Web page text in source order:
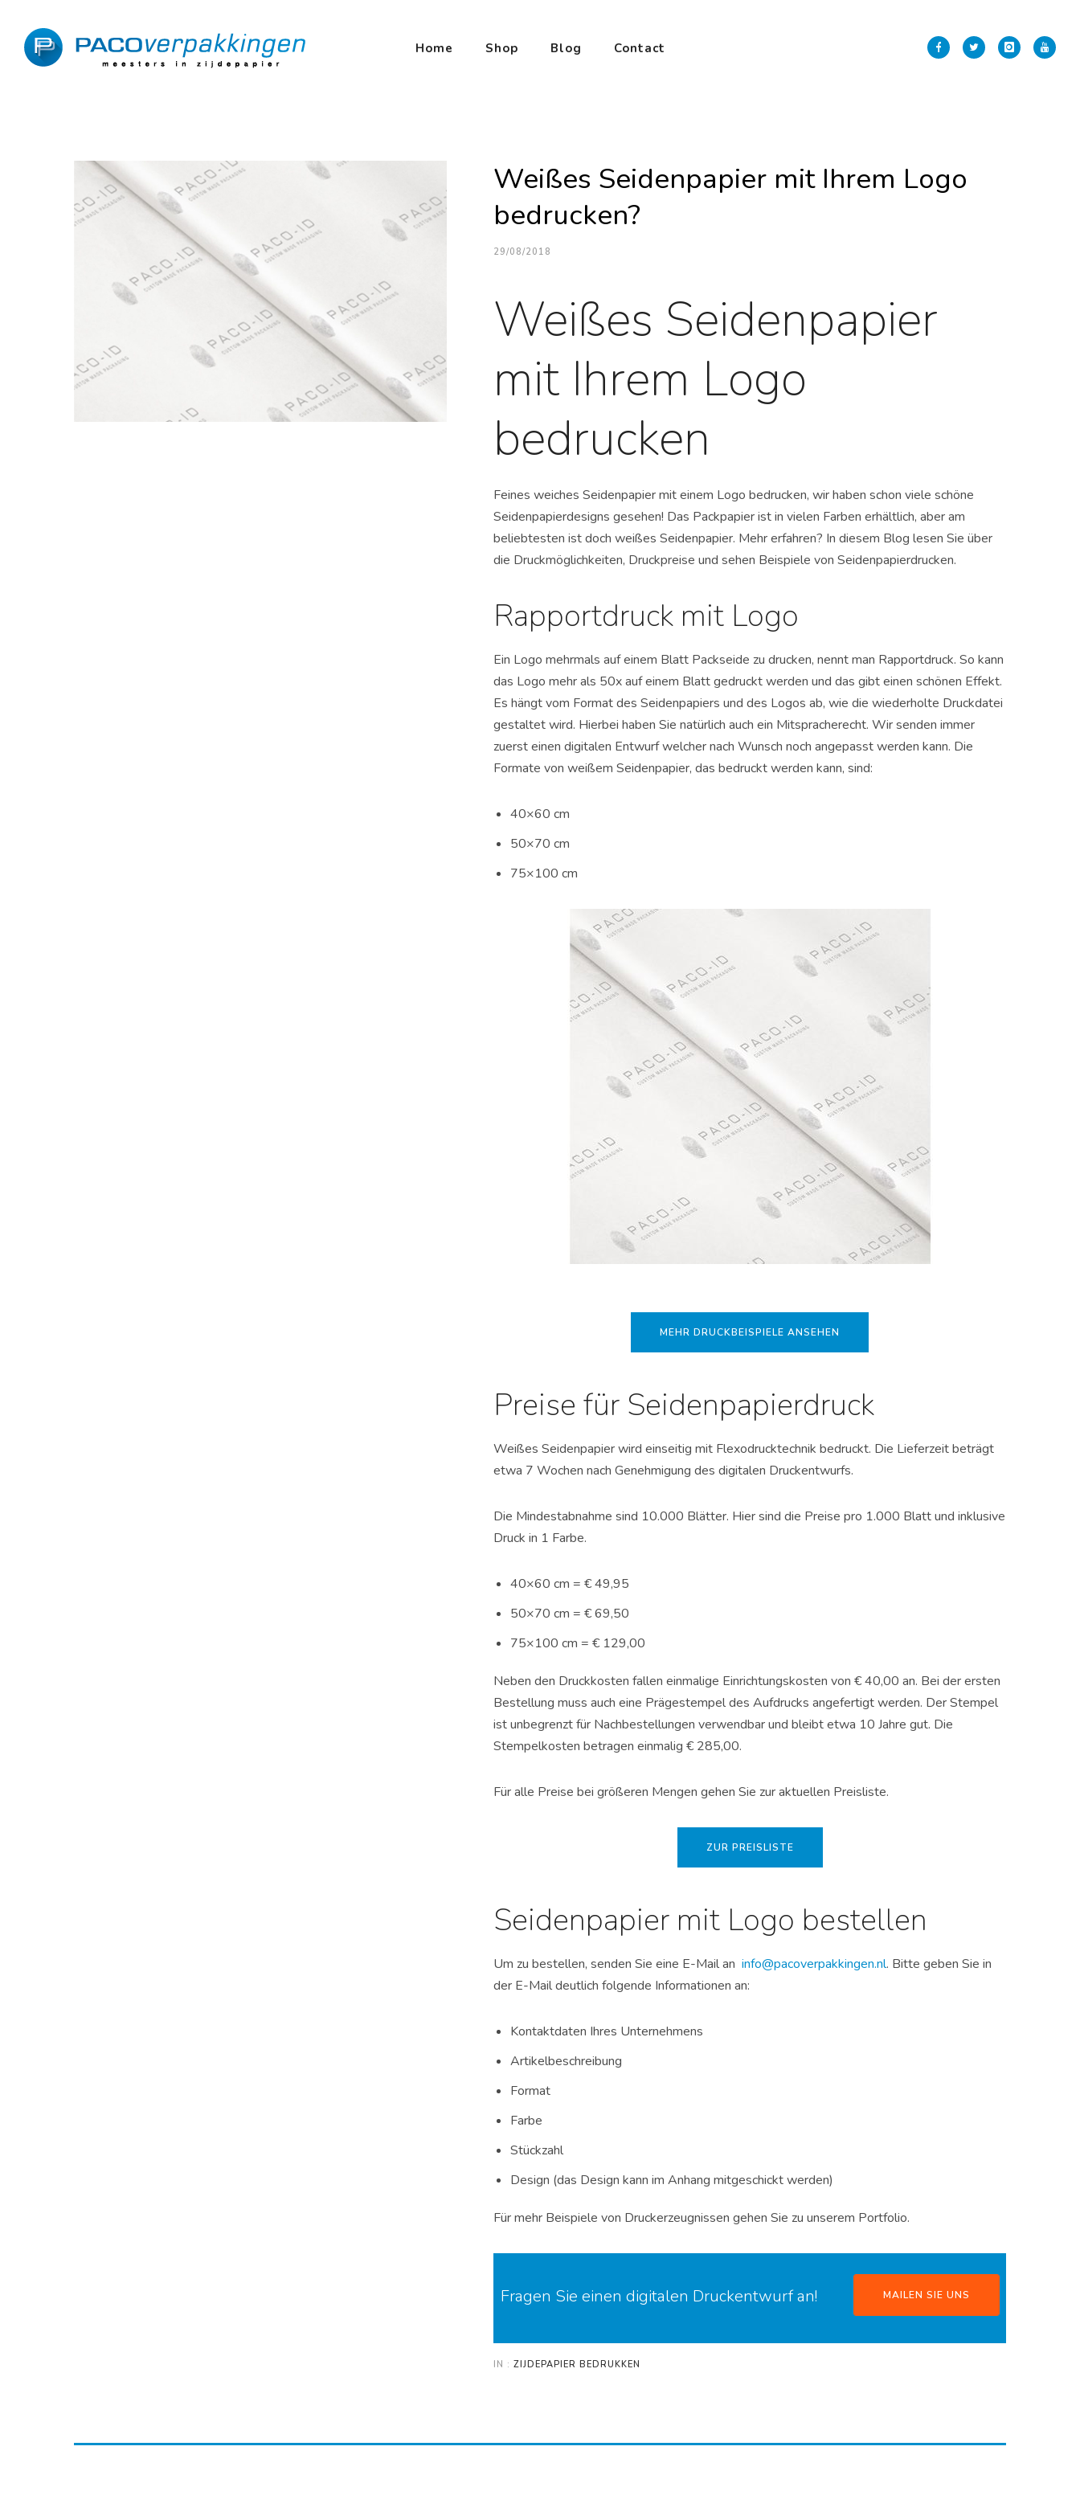
Home Shop Blog Contact
Weißes Seidenpapier mit Ihrem Logo
bedrucken?
29/08/2018
Weißes Seidenpapier
mit Ihrem Logo
bedrucken
Feines weiches Seidenpapier mit einem Logo bedrucken, wir haben schon viele schöne
Seidenpapierdesigns gesehen! Das Packpapier ist in vielen Farben erhältlich, aber am
beliebtesten ist doch weißes Seidenpapier. Mehr erfahren? In diesem Blog lesen Sie über
die Druckmöglichkeiten, Druckpreise und sehen Beispiele von Seidenpapierdrucken.
Rapportdruck mit Logo
Ein Logo mehrmals auf einem Blatt Packseide zu drucken, nennt man Rapportdruck. So kann
das Logo mehr als 50x auf einem Blatt gedruckt werden und das gibt einen schönen Effekt.
Es hängt vom Format des Seidenpapiers und des Logos ab, wie die wiederholte Druckdatei
gestaltet wird. Hierbei haben Sie natürlich auch ein Mitspracherecht. Wir senden immer
zuerst einen digitalen Entwurf welcher nach Wunsch noch angepasst werden kann. Die
Formate von weißem Seidenpapier, das bedruckt werden kann, sind:
40×60 cm
50×70 cm
75×100 cm
MEHR DRUCKBEISPIELE ANSEHEN
Preise für Seidenpapierdruck
Weißes Seidenpapier wird einseitig mit Flexodrucktechnik bedruckt. Die Lieferzeit beträgt
etwa 7 Wochen nach Genehmigung des digitalen Druckentwurfs.
Die Mindestabnahme sind 10.000 Blätter. Hier sind die Preise pro 1.000 Blatt und inklusive
Druck in 1 Farbe.
40×60 cm = € 49,95
50×70 cm = € 69,50
75×100 cm = € 129,00
Neben den Druckkosten fallen einmalige Einrichtungskosten von € 40,00 an. Bei der ersten
Bestellung muss auch eine Prägestempel des Aufdrucks angefertigt werden. Der Stempel
ist unbegrenzt für Nachbestellungen verwendbar und bleibt etwa 10 Jahre gut. Die
Stempelkosten betragen einmalig € 285,00.
Für alle Preise bei größeren Mengen gehen Sie zur aktuellen Preisliste.
ZUR PREISLISTE
Seidenpapier mit Logo bestellen
Um zu bestellen, senden Sie eine E-Mail an info@pacoverpakkingen.nl. Bitte geben Sie in
der E-Mail deutlich folgende Informationen an:
Kontaktdaten Ihres Unternehmens
Artikelbeschreibung
Format
Farbe
Stückzahl
Design (das Design kann im Anhang mitgeschickt werden)
Für mehr Beispiele von Druckerzeugnissen gehen Sie zu unserem Portfolio.
Fragen Sie einen digitalen Druckentwurf an! MAILEN SIE UNS
IN : ZIJDEPAPIER BEDRUKKEN